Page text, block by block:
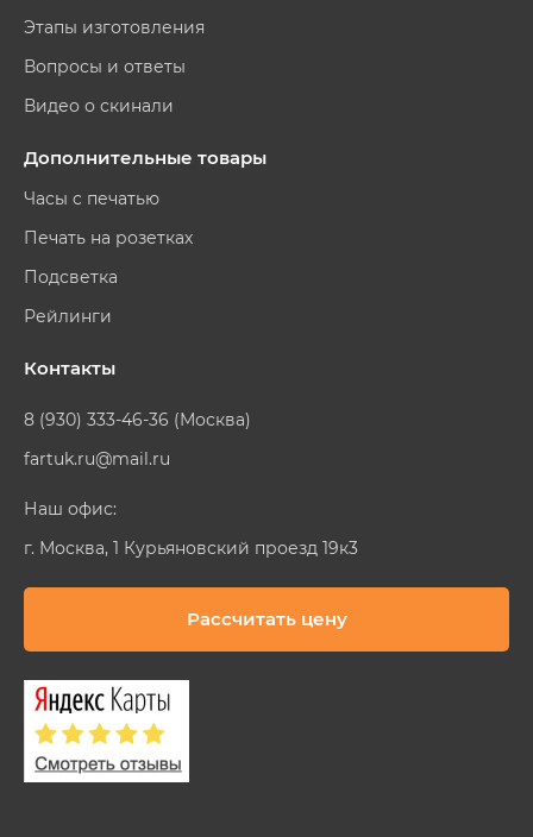
Этапы изготовления
Вопросы и ответы
Видео о скинали
Дополнительные товары
Часы с печатью
Печать на розетках
Подсветка
Рейлинги
Контакты
8 (930) 333-46-36 (Москва)
fartuk.ru@mail.ru
Наш офис:
г. Москва, 1 Курьяновский проезд 19к3
Рассчитать цену